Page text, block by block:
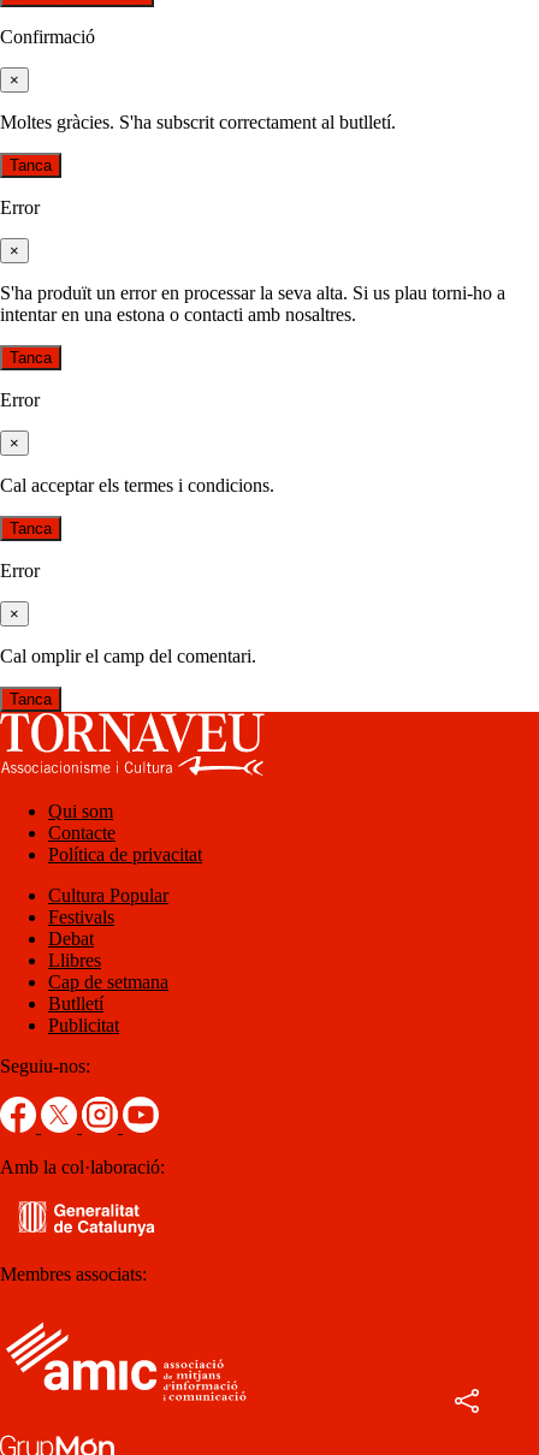
Confirmació
×
Moltes gràcies. S'ha subscrit correctament al butlletí.
Tanca
Error
×
S'ha produït un error en processar la seva alta. Si us plau torni-ho a
intentar en una estona o contacti amb nosaltres.
Tanca
Error
×
Cal acceptar els termes i condicions.
Tanca
Error
×
Cal omplir el camp del comentari.
Tanca
Qui som
Contacte
Política de privacitat
Cultura Popular
Festivals
Debat
Llibres
Cap de setmana
Butlletí
Publicitat
Seguiu-nos:
Amb la col·laboració:
Membres associats: